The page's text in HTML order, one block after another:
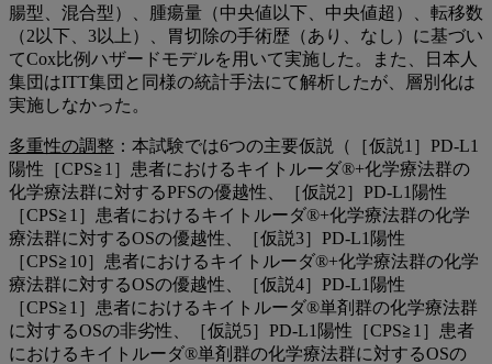
腸型、混合型）、腫瘍量（中央値以下、中央値超）、転移数
（2以下、3以上）、胃切除の手術歴（あり、なし）に基づい
てCox比例ハザードモデルを用いて実施した。また、日本人
集団はITT集団と同様の統計手法にて解析したが、層別化は
実施しなかった。
多重性の調整 ：本試験では6つの主要仮説（［仮説1］PD-L1
陽性［CPS≧1］患者におけるキイトルーダ®+化学療法群の
化学療法群に対するPFSの優越性、［仮説2］PD-L1陽性
［CPS≧1］患者におけるキイトルーダ®+化学療法群の化学
療法群に対するOSの優越性、［仮説3］PD-L1陽性
［CPS≧10］患者におけるキイトルーダ®+化学療法群の化学
療法群に対するOSの優越性、［仮説4］PD-L1陽性
［CPS≧1］患者におけるキイトルーダ®単剤群の化学療法群
に対するOSの非劣性、［仮説5］PD-L1陽性［CPS≧1］患者
におけるキイトルーダ®単剤群の化学療法群に対するOSの